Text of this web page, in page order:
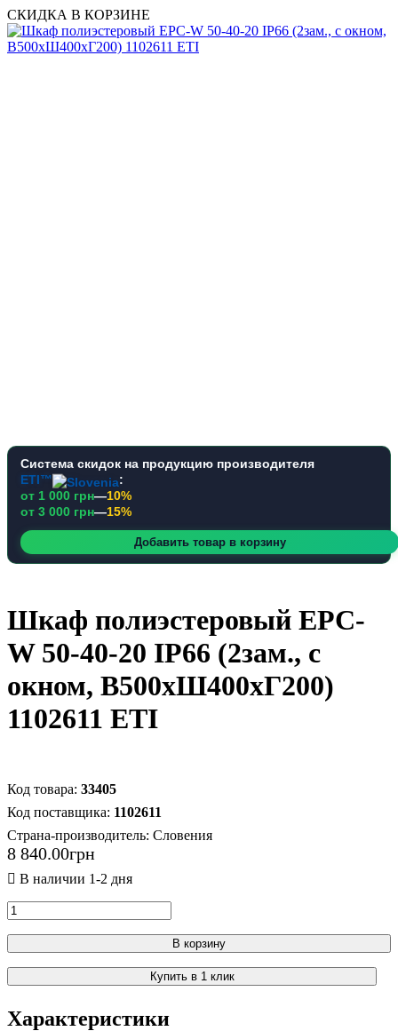
СКИДКА В КОРЗИНЕ
Система скидок на продукцию производителя
ETI™
:
от 1 000 грн—10%
от 3 000 грн—15%
Добавить товар в корзину
Шкаф полиэстеровый EPC-
W 50-40-20 IP66 (2зам., с
окном, В500xШ400xГ200)
1102611 ETI
33405
1102611
Страна-производитель: Словения
8 840.00грн
В корзину
Купить в 1 клик
Характеристики